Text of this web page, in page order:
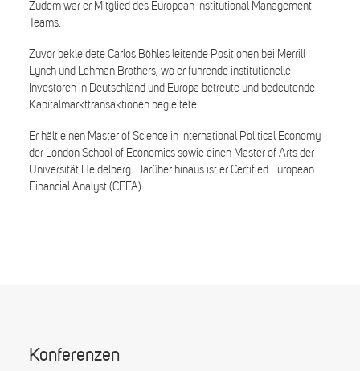
Zudem war er Mitglied des European Institutional Management
Teams.
Zuvor bekleidete Carlos Böhles leitende Positionen bei Merrill
Lynch und Lehman Brothers, wo er führende institutionelle
Investoren in Deutschland und Europa betreute und bedeutende
Kapitalmarkttransaktionen begleitete.
Er hält einen Master of Science in International Political Economy
der London School of Economics sowie einen Master of Arts der
Universität Heidelberg. Darüber hinaus ist er Certified European
Financial Analyst (CEFA).
Konferenzen